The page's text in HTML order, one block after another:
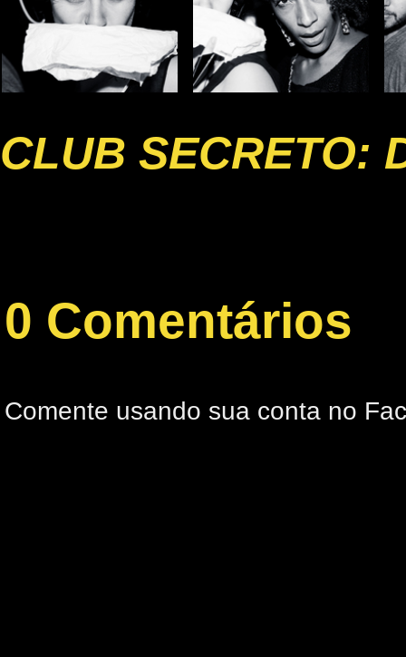
CLUB SECRETO:
0 Comentários
Comente usando sua conta no